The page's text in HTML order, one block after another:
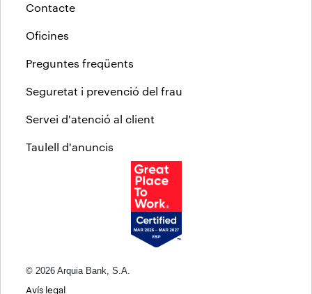
Contacte
Oficines
Preguntes freqüents
Seguretat i prevenció del frau
Servei d'atenció al client
Taulell d'anuncis
© 2026 Arquia Bank, S.A.
Avís legal